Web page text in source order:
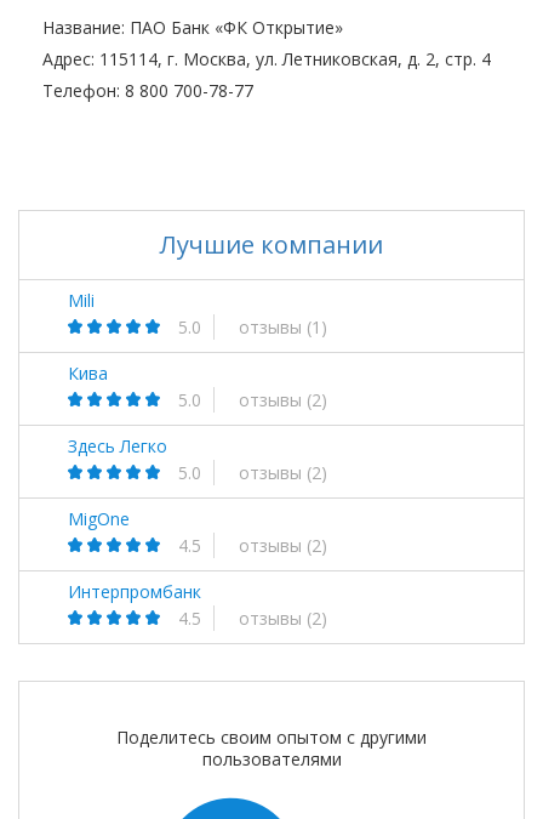
Название: ПАО Банк «ФК Открытие»
Адрес: 115114, г. Москва, ул. Летниковская, д. 2, стр. 4
Телефон: 8 800 700-78-77
Лучшие компании
Mili
5.0
отзывы (1)
Кива
5.0
отзывы (2)
Здесь Легко
5.0
отзывы (2)
MigOne
4.5
отзывы (2)
Интерпромбанк
4.5
отзывы (2)
Поделитесь своим опытом с другими
пользователями